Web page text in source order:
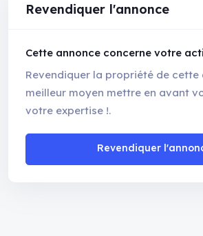
Revendiquer l'annonce
Cette annonce concerne votre
Revendiquer la propriété de cette
meilleur moyen mettre en avant
votre expertise !.
Revendiquer